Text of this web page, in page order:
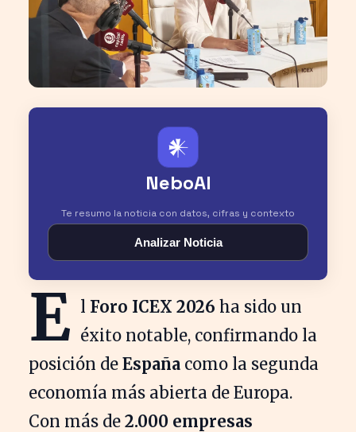
𒀭
NeboAI
Te resumo la noticia con datos, cifras y contexto
Analizar Noticia
E l Foro ICEX 2026 ha sido un
éxito notable, confirmando la
posición de España como la segunda
economía más abierta de Europa.
Con más de 2.000 empresas